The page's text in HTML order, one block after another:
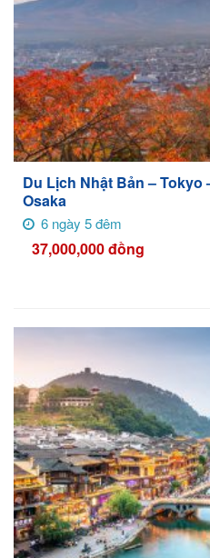
Du Lịch Nhật Bản – Tokyo
Osaka
6 ngày 5 đêm
37,000,000đồng